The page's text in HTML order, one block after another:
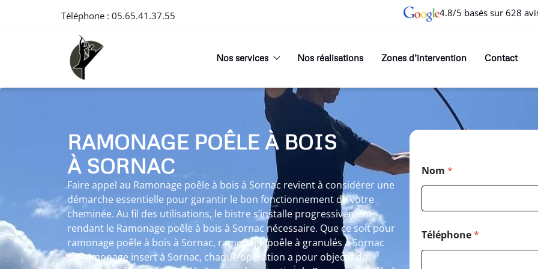
Téléphone : 05.65.41.37.55 4.8/5 basés sur 628
Nos services Nos réalisations Zones d’intervention Contact
RAMONAGE POÊLE À BOIS
À SORNAC
Faire appel au Ramonage poêle à bois à Sornac revient à considérer une
démarche essentielle pour garantir le bon fonctionnement de votre
cheminée. Au fil des utilisations, le bistre s’installe progressivement,
rendant le Ramonage poêle à bois à Sornac nécessaire. Que ce soit pour
ramonage poêle à bois à Sornac, ramonage poêle à granulés à Sornac
ou ramonage insert à Sornac, chaque opération a pour objectif de
Nom *
Téléphone*